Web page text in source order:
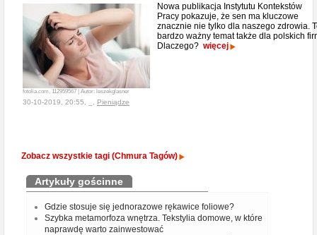
fotolia.com, 112959567 | Autor: leszekglasner
Nowa publikacja Instytutu Kontekstów
Pracy pokazuje, że sen ma kluczowe
znacznie nie tylko dla naszego zdrowia.
bardzo ważny temat także dla polskich
Dlaczego? więcej
30-10-2019, 20:55, _, Pieniądze
Zobacz wszystkie tagi (Chmura Tagów)
Artykuły gościnne
Gdzie stosuje się jednorazowe rękawice foliowe?
Szybka metamorfoza wnętrza. Tekstylia domowe, w które
naprawdę warto zainwestować